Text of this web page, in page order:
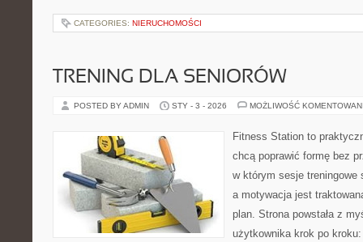
CATEGORIES: NIERUCHOMOŚCI
TRENING DLA SENIORÓW
POSTED BY ADMIN STY - 3 - 2026 MOŻLIWOŚĆ
Fitness Station to
chcą poprawić formę bez
w którym sesje treningowe
a motywacja jest
plan. Strona powstała z
użytkownika krok po